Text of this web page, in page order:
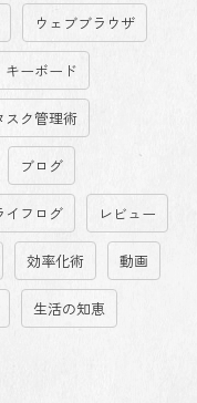
ウェブブラウザ
キーボード
スク管理術
ブログ
イフログ レビュー
効率化術 動画
生活の知恵